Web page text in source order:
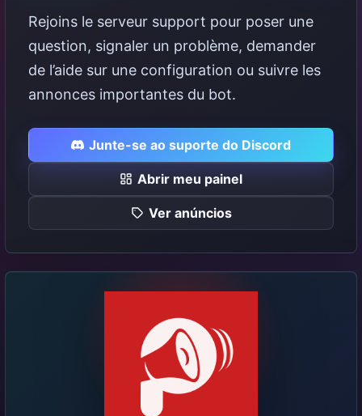
Rejoins le serveur support pour poser une
question, signaler un problème, demander
de l’aide sur une configuration ou suivre les
annonces importantes du bot.
Junte-se ao suporte do Discord
Abrir meu painel
Ver anúncios